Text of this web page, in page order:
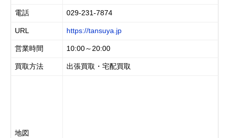
電話 029-231-7874
URL https://tansuya.jp
営業時間 10:00～20:00
買取方法 出張買取・宅配買取
地図